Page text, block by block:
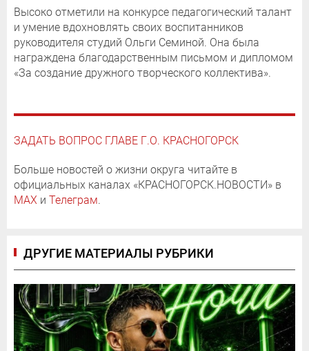
Высоко отметили на конкурсе педагогический талант
и умение вдохновлять своих воспитанников
руководителя студий Ольги Семиной. Она была
награждена благодарственным письмом и дипломом
«За создание дружного творческого коллектива».
ЗАДАТЬ ВОПРОС ГЛАВЕ Г.О. КРАСНОГОРСК
Больше новостей о жизни округа читайте в
официальных каналах «КРАСНОГОРСК.НОВОСТИ» в
MAX и Телеграм.
ДРУГИЕ МАТЕРИАЛЫ РУБРИКИ